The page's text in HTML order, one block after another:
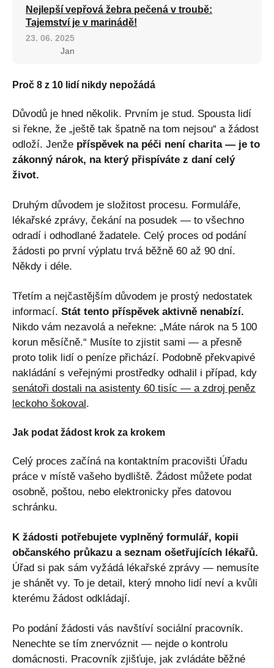
Nejlepší vepřová žebra pečená v troubě:
Tajemství je v marinádě!
23. 06. 2025
Jan
Proč 8 z 10 lidí nikdy nepožádá
Důvodů je hned několik. Prvním je stud. Spousta lidí
si řekne, že „ještě tak špatně na tom nejsou“ a žádost
odloží. Jenže příspěvek na péči není charita — je to
zákonný nárok, na který přispíváte z daní celý
život.
Druhým důvodem je složitost procesu. Formuláře,
lékařské zprávy, čekání na posudek — to všechno
odradí i odhodlané žadatele. Celý proces od podání
žádosti po první výplatu trvá běžně 60 až 90 dní.
Někdy i déle.
Třetím a nejčastějším důvodem je prostý nedostatek
informací. Stát tento příspěvek aktivně nenabízí.
Nikdo vám nezavolá a neřekne: „Máte nárok na 5 100
korun měsíčně.“ Musíte to zjistit sami — a přesně
proto tolik lidí o peníze přichází. Podobně překvapivé
nakládání s veřejnými prostředky odhalil i případ, kdy
senátoři dostali na asistenty 60 tisíc — a zdroj peněz
leckoho šokoval .
Jak podat žádost krok za krokem
Celý proces začíná na kontaktním pracovišti Úřadu
práce v místě vašeho bydliště. Žádost můžete podat
osobně, poštou, nebo elektronicky přes datovou
schránku.
K žádosti potřebujete vyplněný formulář, kopii
občanského průkazu a seznam ošetřujících lékařů.
Úřad si pak sám vyžádá lékařské zprávy — nemusíte
je shánět vy. To je detail, který mnoho lidí neví a kvůli
kterému žádost odkládají.
Po podání žádosti vás navštíví sociální pracovník.
Nenechte se tím znervóznit — nejde o kontrolu
domácnosti. Pracovník zjišťuje, jak zvládáte běžné